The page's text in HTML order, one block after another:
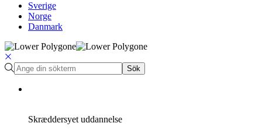
Sverige
Norge
Danmark
Sök
Skræddersyet uddannelse